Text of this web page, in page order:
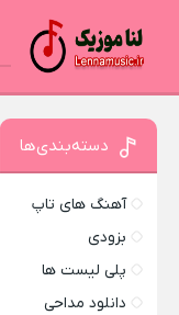
دسته‌بندی‌ها
آهنگ های تاپ
بزودی
پلی لیست ها
دانلود مداحی